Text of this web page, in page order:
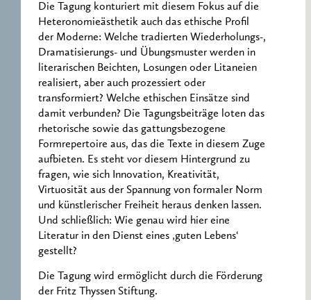
Die Tagung konturiert mit diesem Fokus auf die
Heteronomieästhetik auch das ethische Profil
der Moderne: Welche tradierten Wiederholungs-,
Dramatisierungs- und Übungsmuster werden in
literarischen Beichten, Losungen oder Litaneien
realisiert, aber auch prozessiert oder
transformiert? Welche ethischen Einsätze sind
damit verbunden? Die Tagungsbeiträge loten das
rhetorische sowie das gattungsbezogene
Formrepertoire aus, das die Texte in diesem Zuge
aufbieten. Es steht vor diesem Hintergrund zu
fragen, wie sich Innovation, Kreativität,
Virtuosität aus der Spannung von formaler Norm
und künstlerischer Freiheit heraus denken lassen.
Und schließlich: Wie genau wird hier eine
Literatur in den Dienst eines ‚guten Lebens‘
gestellt?
Die Tagung wird ermöglicht durch die Förderung
der Fritz Thyssen Stiftung.